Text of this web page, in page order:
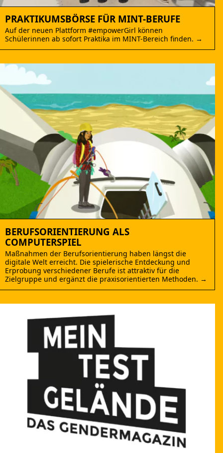
PRAKTIKUMSBÖRSE FÜR MINT-BERUFE
Auf der neuen Plattform #empowerGirl können
Schülerinnen ab sofort Praktika im MINT-Bereich finden. →
BERUFSORIENTIERUNG ALS
COMPUTERSPIEL
Maßnahmen der Berufsorientierung haben längst die
digitale Welt erreicht. Die spielerische Entdeckung und
Erprobung verschiedener Berufe ist attraktiv für die
Zielgruppe und ergänzt die praxisorientierten Methoden. →